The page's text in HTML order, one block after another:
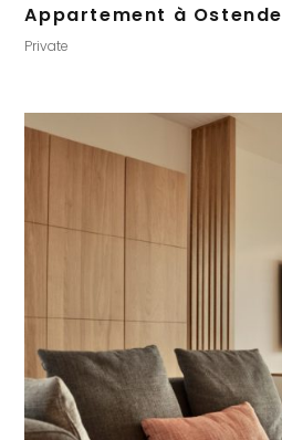
Appartement à Ostende
Private